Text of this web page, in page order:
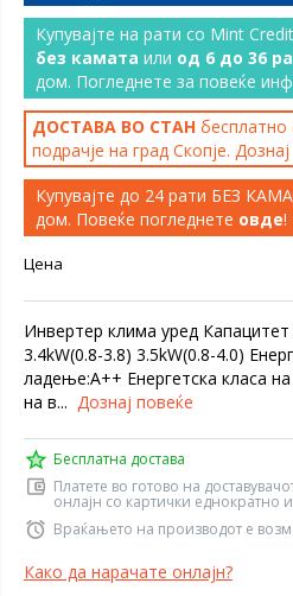
Купувајте на рати со Mint
без камата или од 6 до 36
дом. Погледнете за повеќе
ДОСТАВА ВО СТАН бесплатно
подрачје на град Скопје.
Купувајте до 24 рати БЕЗ
дом. Повеќе погледнете овде!
Цена
Инвертер клима уред
3.4kW(0.8-3.8) 3.5kW(0.8-4.0)
ладење:А++ Енергетска класа
на в... Дознај повеќе
Бесплатна достава
Платете во готово на
онлајн со картички еднократно
Враќањето на производот е
Како да нарачате онлајн?